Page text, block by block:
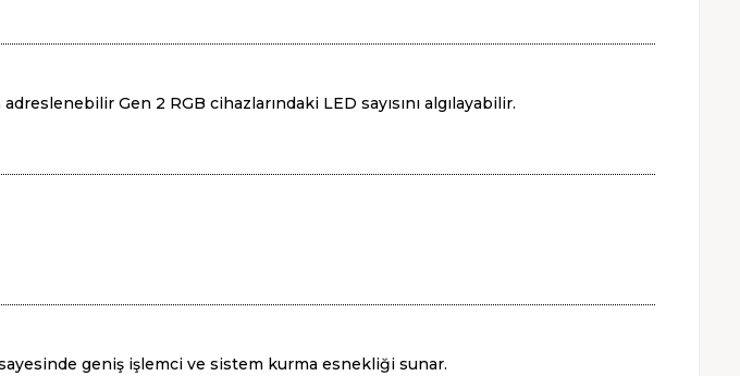
Gen 2 RGB cihazlarındaki LED sayısını algılayabilir.
geniş işlemci ve sistem kurma esnekliği sunar.